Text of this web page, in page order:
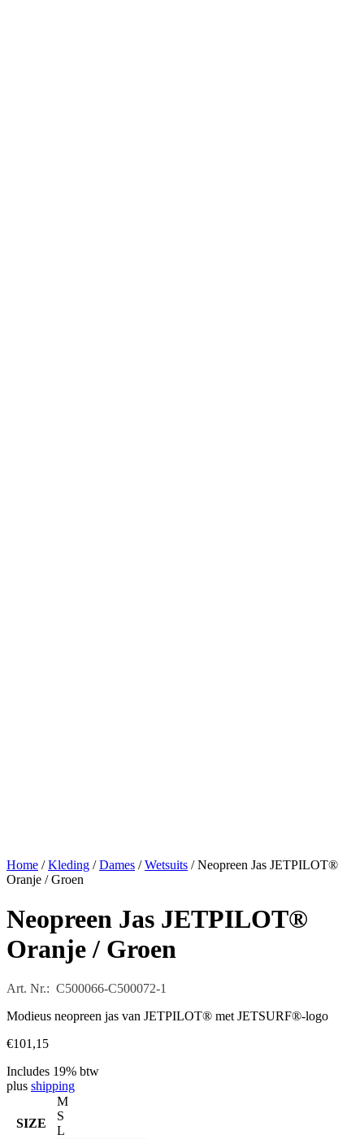
Home /Kleding /Dames /Wetsuits / Neopreen Jas JETPILOT®
Oranje / Groen
Neopreen Jas JETPILOT®
Oranje / Groen
Art. Nr.: C500066-C500072-1
Modieus neopreen jas van JETPILOT® met JETSURF®-logo
€101,15
Includes 19% btw
plus shipping
SIZE
M
S
L